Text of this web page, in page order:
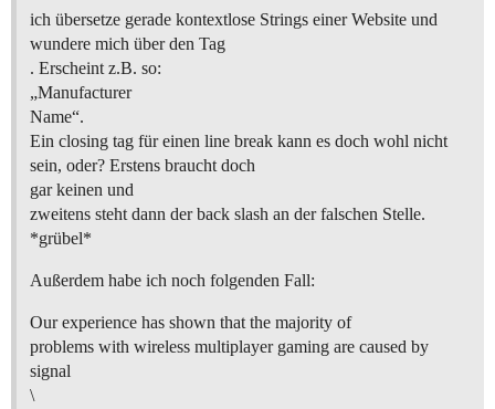
ich übersetze gerade kontextlose Strings einer Website und
wundere mich über den Tag
. Erscheint z.B. so:
„Manufacturer
Name“.
Ein closing tag für einen line break kann es doch wohl nicht
sein, oder? Erstens braucht doch
gar keinen und
zweitens steht dann der back slash an der falschen Stelle.
*grübel*
Außerdem habe ich noch folgenden Fall:
Our experience has shown that the majority of
problems with wireless multiplayer gaming are caused by
signal
\